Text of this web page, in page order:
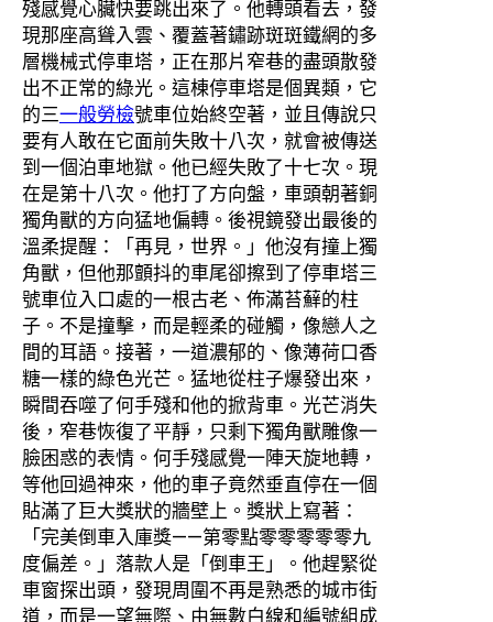
殘感覺心臟快要跳出來了。他轉頭看去，發
現那座高聳入雲、覆蓋著鏽跡斑斑鐵網的多
層機械式停車塔，正在那片窄巷的盡頭散發
出不正常的綠光。這棟停車塔是個異類，它
的三一般勞檢號車位始終空著，並且傳說只
要有人敢在它面前失敗十八次，就會被傳送
到一個泊車地獄。他已經失敗了十七次。現
在是第十八次。他打了方向盤，車頭朝著銅
獨角獸的方向猛地偏轉。後視鏡發出最後的
溫柔提醒：「再見，世界。」他沒有撞上獨
角獸，但他那顫抖的車尾卻擦到了停車塔三
號車位入口處的一根古老、佈滿苔蘚的柱
子。不是撞擊，而是輕柔的碰觸，像戀人之
間的耳語。接著，一道濃郁的、像薄荷口香
糖一樣的綠色光芒。猛地從柱子爆發出來，
瞬間吞噬了何手殘和他的掀背車。光芒消失
後，窄巷恢復了平靜，只剩下獨角獸雕像一
臉困惑的表情。何手殘感覺一陣天旋地轉，
等他回過神來，他的車子竟然垂直停在一個
貼滿了巨大獎狀的牆壁上。獎狀上寫著：
「完美倒車入庫獎——第零點零零零零零九
度偏差。」落款人是「倒車王」。他趕緊從
車窗探出頭，發現周圍不再是熟悉的城市街
道，而是一望無際、由無數白線和編號組成